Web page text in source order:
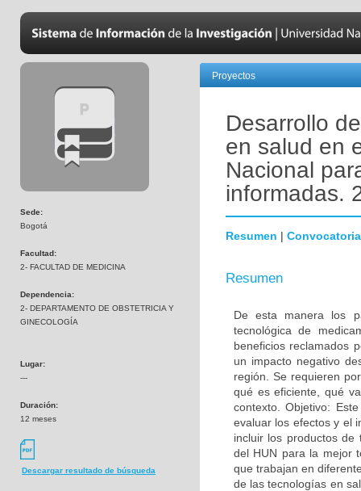
Sede:
Bogotá
Facultad:
2- FACULTAD DE MEDICINA
Dependencia:
2- DEPARTAMENTO DE OBSTETRICIA Y
GINECOLOGÍA
Lugar:
---
Duración:
12 meses
Descargar resultado de búsqueda
Proyectos
Desarrollo
en salud en
Nacional
informadas.
Resumen | Convocatoria
Resumen
De esta manera los
tecnológica de
beneficios reclamados
un impacto negativo
región. Se requieren
qué es eficiente, qué
contexto. Objetivo:
evaluar los efectos y el
incluir los productos de
del HUN para la mejor
que trabajan en
de las tecnologías en